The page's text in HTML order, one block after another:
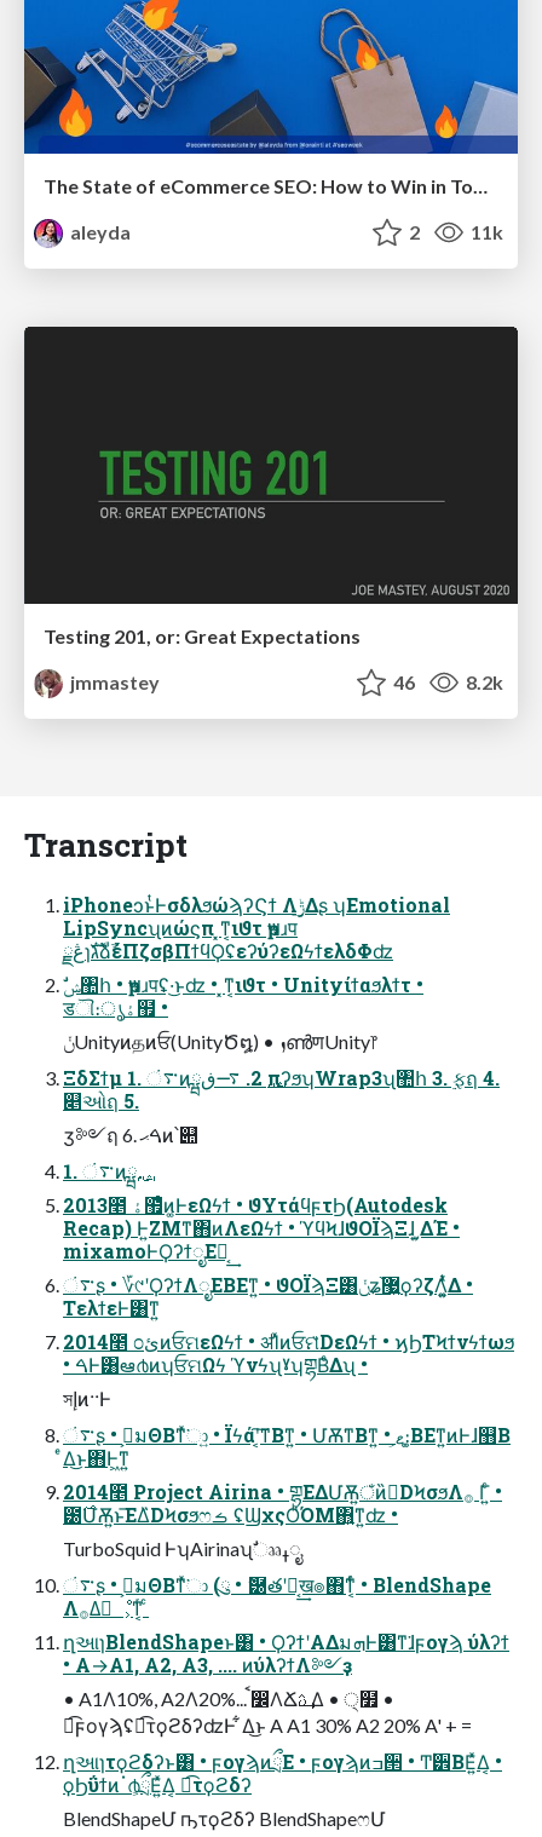
aleyda
2 11k
Testing 201, or: Great Expectations
jmmastey
46 8.2k
Transcript
iPhoneͻͱͭͰσδλϧώϡʔϚϯ Λ࣮ݱ͢Δʂ ʮEmotional
LipSyncʯͷώϛπ ͓ͳ͔ιϑτ ҏ౻ɹप
ڠྗɿגࣜձࣾέΠζσβΠϯϥϘʢεʔύʔεΩϟϯελδΦʣ
डୗ։ൃۀ຿ •
ݩUnityͷதͷਓ(UnityԾ໘) • ܙൺणUnity෦
ΞδΣϯμ 1. ࠳ંͷྺ࢙ 2. ࠷ڧπʔϧʮWrap3ʯ঺հ 3. ࣮ફฤ 4.
௅ઓฤ 5.
ӡ༻ฤ 6. ࠓޙͷ՝୊
2013೥ ۀ຿ͦͬͪͷ͚ͰεΩϟϯ • ϑΥτάϥϝτϦ(Autodesk
Recap) Ͱ͍ΖΜͳ΋ͷΛεΩϟϯ • ϓϥϞɺϑΟΪϡΞɺ͵͍͙ΔΈ •
mixamoͰϘʔϯೖΕಈ͔͢
࠳ંʂ • ؆୯ʹϘʔϯΛೖΕΒΕͳ͍ • ϑΟΪϡΞ͸ݩʑ֨޷͍͍ϙʔζΛ͚͍ͭͯΔ •
TελϯεͰ͸ͳ͍
2014೥ ೦ئͷਓମεΩϟϯ • ॳΊͯͷਓମ̏DεΩϟϯ • ϗϦΤϞϯνϟϯωϧ
• ࠓͰ͸ఆ൪ͷʮਓମΩϟ ϓνϟʯˠʮགྷΒͤΔʯ •
সإͷ··Ͱ
࠳ંʂ • إ͕มΘΒͳͯ͘ා͍ • Ϊϟάʹ͔͠ͳΒͳ͍ • ՄѪ͘ͳΒͳ͍ • ޱ͕։͚ΒΕͳ͍ͷͰɺ஻Β
ͤΔ͜ͱ΋Ͱ͖ͳ͍
2014೥ Project Airina • གྷΕΔՄѪ͍ঁͷࢠ̏DϞσϧΛ࡞ Γ͍ͨ •
౰࣌ՄѪ͍ͱ͞ΕΔ̏DϞσϧෆࡏ ʢϢχςΟͪΌΜ΋͍ͳ͍ʣ •
TurboSquid ͰʮAirinaʯࣗෲߪೖ
࠳ંʂ • إ͕มΘΒͳͯ͘ා (ུ • ޮ཰తʹಈ͔͢ख๏΋ͳ͔ͬͨ • BlendShape
Λ࡞Δٕೳ͕ͳ͔ͬ ͨ
ղઆɿBlendShapeͱ͸ • ϘʔϯʹΑΔมܗͰ͸ͳ͘ɺϝογϡ ύλʔϯ
• A→A1, A2, A3, .... ͷύλʔϯΛ༻ҙ
• A1Λ10%, A2Λ20%... ࠩ෼ΛՃࢉ͢ Δ • ੍໿ •
ಉ͡ϝογϡʢಉ͡τϙϩδʔʣͰ ͋Δ͜ͱ A A1 30% A2 20% A' + =
ղઆɿτϙϩδʔͱ͸ • ϝογϡͷྲྀΕ • ϝογϡͷߏ੒ • Ͳ͏۠੾ΒΕ͍ͯΔ͔ •
ϙϦΰϯͷॱ൪͕ྲྀΕ͍ͯΔ͔ ಉ͡τϙϩδʔ
BlendShapeՄ ҧ͏τϙϩδʔ BlendShapeෆՄ